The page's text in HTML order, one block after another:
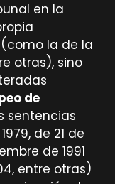
en la
la de la
otras), sino
de
sentencias
de 21 de
de 1991
entre otras)